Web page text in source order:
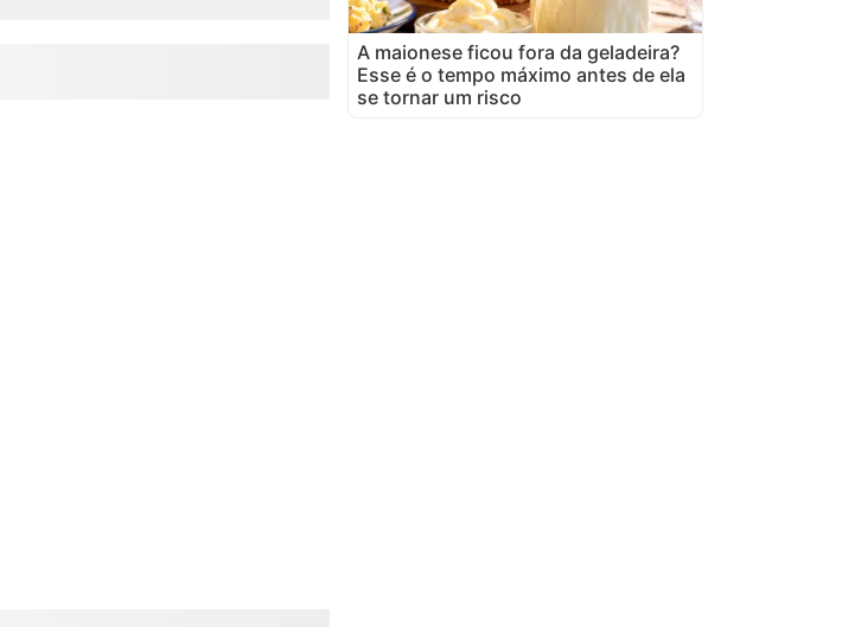
A maionese ficou fora da geladeira?
Esse é o tempo máximo antes de ela
se tornar um risco